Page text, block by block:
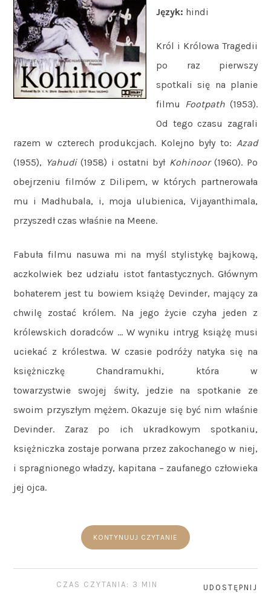
Język: hindi
Król i Królowa Tragedii
po raz pierwszy
spotkali się na planie
filmu Footpath (1953).
Od tego czasu zagrali
razem w czterech produkcjach. Kolejno były to: Azad
(1955), Yahudi(1958) i ostatni byłKohinoor(1960). Po
obejrzeniu filmów z Dilipem, w których partnerowała
mu i Madhubala, i, moja ulubienica, Vijayanthimala,
przyszedł czas właśnie na Meene.
Fabuła filmu nasuwa mi na myśl stylistykę bajkową,
aczkolwiek bez udziału istot fantastycznych. Głównym
bohaterem jest tu bowiem książę Devinder, mający za
chwilę zostać królem. Na jego życie czyha jeden z
królewskich doradców … W wyniku intryg książę musi
uciekać z królestwa. W czasie podróży natyka się na
księżniczkę Chandramukhi, która w
towarzystwie swojej świty, jedzie na spotkanie ze
swoim przyszłym mężem. Okazuje się być nim właśnie
Devinder. Zaraz po ich ukradkowym spotkaniu,
księżniczka zostaje porwana przez zakochanego w niej,
i spragnionego władzy, kapitana – zaufanego człowieka
jej ojca.
KONTYNUUJ CZYTANIE
CZAS CZYTANIA: 3 MIN UDOSTĘPNIJ